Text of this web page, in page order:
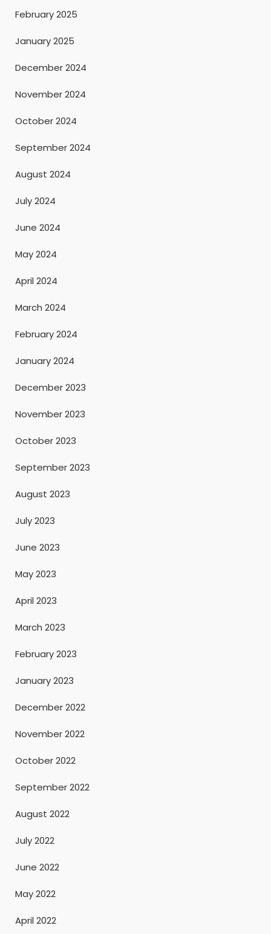
February 2025
January 2025
December 2024
November 2024
October 2024
September 2024
August 2024
July 2024
June 2024
May 2024
April 2024
March 2024
February 2024
January 2024
December 2023
November 2023
October 2023
September 2023
August 2023
July 2023
June 2023
May 2023
April 2023
March 2023
February 2023
January 2023
December 2022
November 2022
October 2022
September 2022
August 2022
July 2022
June 2022
May 2022
April 2022